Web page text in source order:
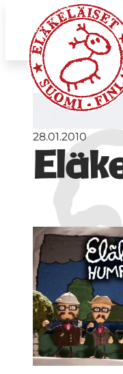
28.01.2010